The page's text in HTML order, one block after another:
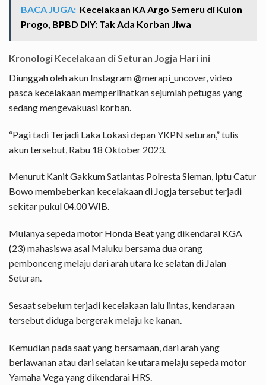
BACA JUGA: Kecelakaan KA Argo Semeru di Kulon
Progo, BPBD DIY: Tak Ada Korban Jiwa
Kronologi Kecelakaan di Seturan Jogja Hari ini
Diunggah oleh akun Instagram @merapi_uncover, video
pasca kecelakaan memperlihatkan sejumlah petugas yang
sedang mengevakuasi korban.
“Pagi tadi Terjadi Laka Lokasi depan YKPN seturan,” tulis
akun tersebut, Rabu 18 Oktober 2023.
Menurut Kanit Gakkum Satlantas Polresta Sleman, Iptu Catur
Bowo membeberkan kecelakaan di Jogja tersebut terjadi
sekitar pukul 04.00 WIB.
Mulanya sepeda motor Honda Beat yang dikendarai KGA
(23) mahasiswa asal Maluku bersama dua orang
pembonceng melaju dari arah utara ke selatan di Jalan
Seturan.
Sesaat sebelum terjadi kecelakaan lalu lintas, kendaraan
tersebut diduga bergerak melaju ke kanan.
Kemudian pada saat yang bersamaan, dari arah yang
berlawanan atau dari selatan ke utara melaju sepeda motor
Yamaha Vega yang dikendarai HRS.